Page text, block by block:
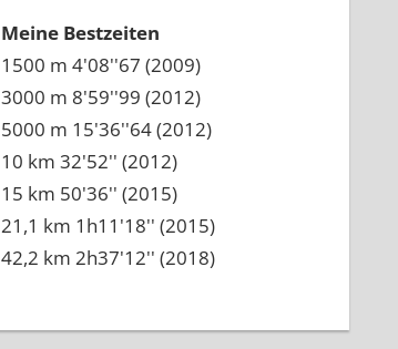
Meine Bestzeiten
1500 m 4'08''67 (2009)
3000 m 8'59''99 (2012)
5000 m 15'36''64 (2012)
10 km 32'52'' (2012)
15 km 50'36'' (2015)
21,1 km 1h11'18'' (2015)
42,2 km 2h37'12'' (2018)